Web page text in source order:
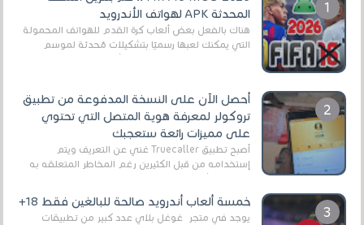
المحدثة APK لهواتف الأندرويد
هناك بالفعل بعض ألعاب كرة القدم للهواتف المحمولة
التي يمكنك لعبها رسميًا بتشكيلات مُحدثة لموسم
أحصل الآن على النسخة المدفوعة من تطبيق
تروكولر لمعرفة هوية المتصل التي تحتوي
على مميزات رائعة ستعجبك
أصبح تطبيق Truecaller غني عن التعريف ويتم
إستخدامه من قبل الكثيرين رغم المخاطر المتعلقه به
خمسة ألعاب أندرويد صالحة للبالغين فقط 18+
يوجد في متجر غوغل بلاي عدد كبير من تطبيقات